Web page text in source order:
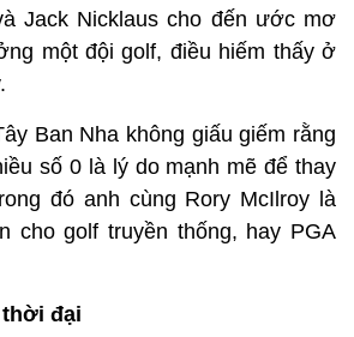
Jack Nicklaus cho đến ước mơ
một đội golf, điều hiếm thấy ở
Ban Nha không giấu giếm rằng
số 0 là lý do mạnh mẽ để thay
đó anh cùng Rory McIlroy là
cho golf truyền thống, hay PGA
đại